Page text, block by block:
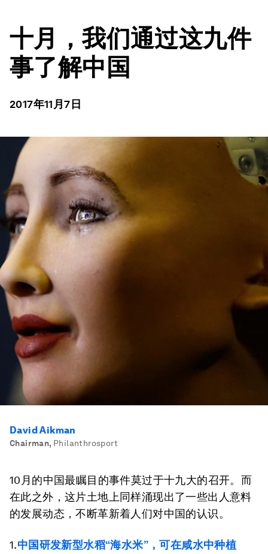
十月，我们通过这九件
事了解中国
2017年11月7日
David Aikman
Chairman, Philanthrosport
10月的中国最瞩目的事件莫过于十九大的召开。而
在此之外，这片土地上同样涌现出了一些出人意料
的发展动态，不断革新着人们对中国的认识。
1.中国研发新型水稻“海水米”，可在咸水中种植